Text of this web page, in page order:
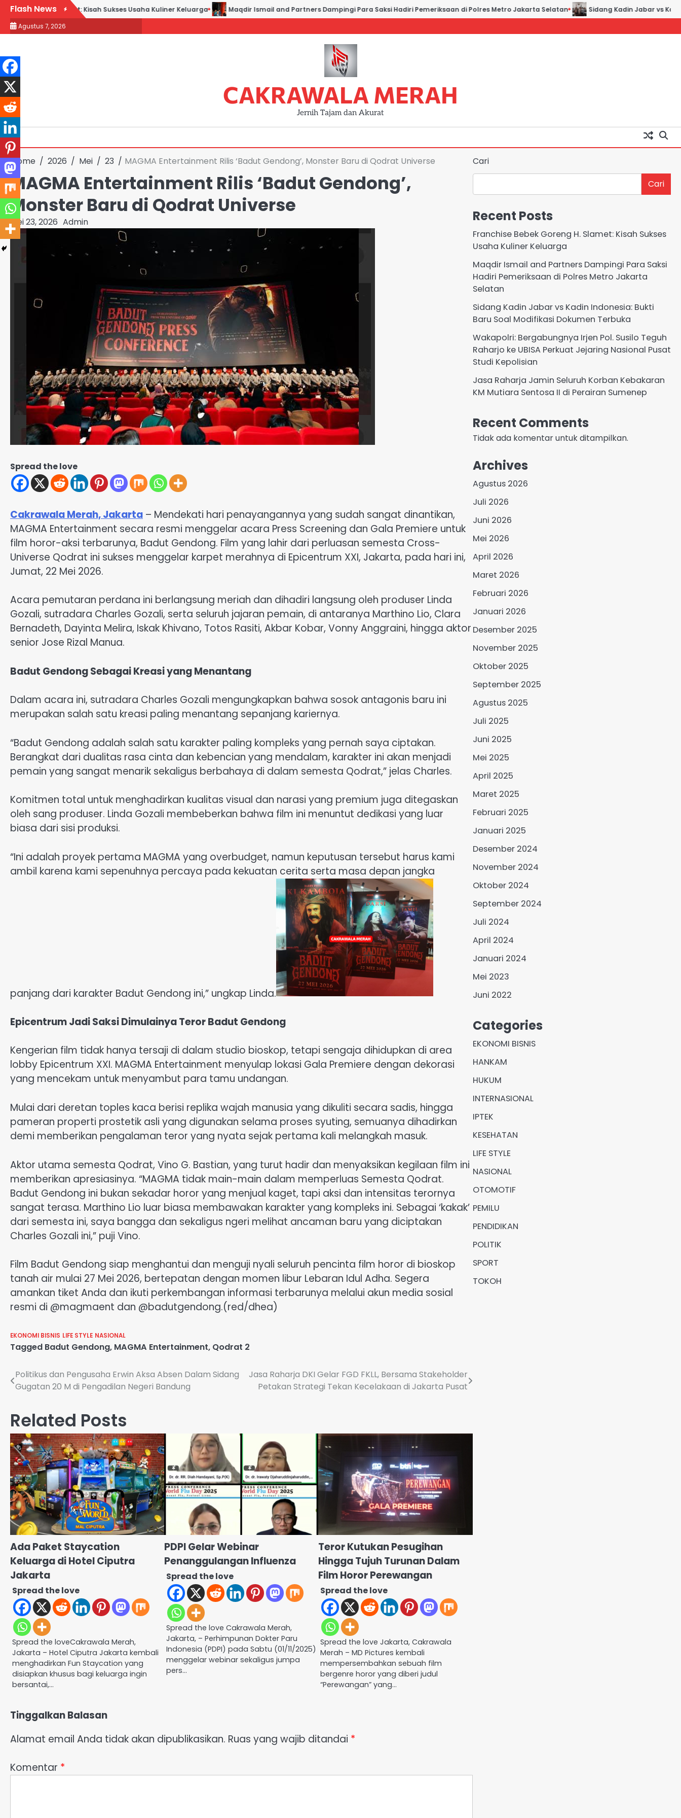
Skip
content
Flash News
Goreng H. Slamet: Kisah Sukses Usaha Kuliner Keluarga Maqdir Ismail and Partners Dampingi Para Saksi Hadiri Pemeriksaan di Polres Metro Jakarta Selatan Sidang Kadin Jabar vs Kadin
Agustus 7, 2026
CAKRAWALA MERAH
Jernih Tajam dan Akurat
Home 2026 Mei 23 MAGMA Entertainment Rilis ‘Badut Gendong’, Monster Baru di Qodrat Universe
MAGMA Entertainment Rilis ‘Badut Gendong’,
Monster Baru di Qodrat Universe
Mei 23, 2026 Admin
Spread the love
Cakrawala Merah, Jakarta – Mendekati hari penayangannya yang sudah sangat dinantikan,
MAGMA Entertainment secara resmi menggelar acara Press Screening dan Gala Premiere untuk
film horor-aksi terbarunya, Badut Gendong. Film yang lahir dari perluasan semesta Cross-
Universe Qodrat ini sukses menggelar karpet merahnya di Epicentrum XXI, Jakarta, pada hari ini,
Jumat, 22 Mei 2026.
Acara pemutaran perdana ini berlangsung meriah dan dihadiri langsung oleh produser Linda
Gozali, sutradara Charles Gozali, serta seluruh jajaran pemain, di antaranya Marthino Lio, Clara
Bernadeth, Dayinta Melira, Iskak Khivano, Totos Rasiti, Akbar Kobar, Vonny Anggraini, hingga aktor
senior Jose Rizal Manua.
Badut Gendong Sebagai Kreasi yang Menantang
Dalam acara ini, sutradara Charles Gozali mengungkapkan bahwa sosok antagonis baru ini
merupakan salah satu kreasi paling menantang sepanjang kariernya.
“Badut Gendong adalah salah satu karakter paling kompleks yang pernah saya ciptakan.
Berangkat dari dualitas rasa cinta dan kebencian yang mendalam, karakter ini akan menjadi
pemain yang sangat menarik sekaligus berbahaya di dalam semesta Qodrat,” jelas Charles.
Komitmen total untuk menghadirkan kualitas visual dan narasi yang premium juga ditegaskan
oleh sang produser. Linda Gozali membeberkan bahwa film ini menuntut dedikasi yang luar
biasa dari sisi produksi.
“Ini adalah proyek pertama MAGMA yang overbudget, namun keputusan tersebut harus kami
ambil karena kami sepenuhnya percaya pada kekuatan cerita serta masa depan jangka
panjang dari karakter Badut Gendong ini,” ungkap Linda.
Epicentrum Jadi Saksi Dimulainya Teror Badut Gendong
Kengerian film tidak hanya tersaji di dalam studio bioskop, tetapi sengaja dihidupkan di area
lobby Epicentrum XXI. MAGMA Entertainment menyulap lokasi Gala Premiere dengan dekorasi
yang mencekam untuk menyambut para tamu undangan.
Mulai dari deretan toples kaca berisi replika wajah manusia yang dikuliti secara sadis, hingga
pameran properti prostetik asli yang digunakan selama proses syuting, semuanya dihadirkan
demi memberikan pengalaman teror yang nyata sejak pertama kali melangkah masuk.
Aktor utama semesta Qodrat, Vino G. Bastian, yang turut hadir dan menyaksikan kegilaan film ini
memberikan apresiasinya. “MAGMA tidak main-main dalam memperluas Semesta Qodrat.
Badut Gendong ini bukan sekadar horor yang menjual kaget, tapi aksi dan intensitas terornya
sangat terasa. Marthino Lio luar biasa membawakan karakter yang kompleks ini. Sebagai ‘kakak’
dari semesta ini, saya bangga dan sekaligus ngeri melihat ancaman baru yang diciptakan
Charles Gozali ini,” puji Vino.
Film Badut Gendong siap menghantui dan menguji nyali seluruh pencinta film horor di bioskop
tanah air mulai 27 Mei 2026, bertepatan dengan momen libur Lebaran Idul Adha. Segera
amankan tiket Anda dan ikuti perkembangan informasi terbarunya melalui akun media sosial
resmi di @magmaent dan @badutgendong.(red/dhea)
EKONOMI BISNIS LIFE STYLE NASIONAL
Tagged Badut Gendong, MAGMA Entertainment, Qodrat 2
Navigasi
pos
Politikus dan Pengusaha Erwin Aksa Absen Dalam Sidang
Gugatan 20 M di Pengadilan Negeri Bandung
Jasa Raharja DKI Gelar FGD FKLL, Bersama Stakeholder
Petakan Strategi Tekan Kecelakaan di Jakarta Pusat
Related Posts
Ada Paket Staycation
Keluarga di Hotel Ciputra
Jakarta
Spread the love
Spread the loveCakrawala Merah,
Jakarta – Hotel Ciputra Jakarta kembali
menghadirkan Fun Staycation yang
disiapkan khusus bagi keluarga ingin
bersantai,…
PDPI Gelar Webinar
Penanggulangan Influenza
Spread the love
Spread the love Cakrawala Merah,
Jakarta, – Perhimpunan Dokter Paru
Indonesia (PDPI) pada Sabtu (01/11/2025)
menggelar webinar sekaligus jumpa
pers…
Teror Kutukan Pesugihan
Hingga Tujuh Turunan Dalam
Film Horor Perewangan
Spread the love
Spread the love Jakarta, Cakrawala
Merah – MD Pictures kembali
mempersembahkan sebuah film
bergenre horor yang diberi judul
“Perewangan” yang…
Tinggalkan Balasan
Alamat email Anda tidak akan dipublikasikan. Ruas yang wajib ditandai *
Komentar *
Cari
Cari
Recent Posts
Franchise Bebek Goreng H. Slamet: Kisah Sukses
Usaha Kuliner Keluarga
Maqdir Ismail and Partners Dampingi Para Saksi
Hadiri Pemeriksaan di Polres Metro Jakarta
Selatan
Sidang Kadin Jabar vs Kadin Indonesia: Bukti
Baru Soal Modifikasi Dokumen Terbuka
Wakapolri: Bergabungnya Irjen Pol. Susilo Teguh
Raharjo ke UBISA Perkuat Jejaring Nasional Pusat
Studi Kepolisian
Jasa Raharja Jamin Seluruh Korban Kebakaran
KM Mutiara Sentosa II di Perairan Sumenep
Recent Comments
Tidak ada komentar untuk ditampilkan.
Archives
Agustus 2026
Juli 2026
Juni 2026
Mei 2026
April 2026
Maret 2026
Februari 2026
Januari 2026
Desember 2025
November 2025
Oktober 2025
September 2025
Agustus 2025
Juli 2025
Juni 2025
Mei 2025
April 2025
Maret 2025
Februari 2025
Januari 2025
Desember 2024
November 2024
Oktober 2024
September 2024
Juli 2024
April 2024
Januari 2024
Mei 2023
Juni 2022
Categories
EKONOMI BISNIS
HANKAM
HUKUM
INTERNASIONAL
IPTEK
KESEHATAN
LIFE STYLE
NASIONAL
OTOMOTIF
PEMILU
PENDIDIKAN
POLITIK
SPORT
TOKOH